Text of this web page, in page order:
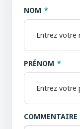
NOM
PRÉNOM
COMMENTAIRE